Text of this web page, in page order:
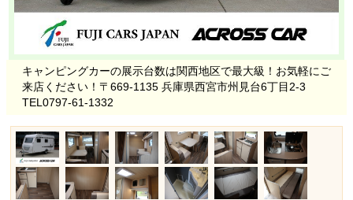
キャンピングカーの展示台数は関西地区で最大級！お気軽にご
来店ください！〒669-1135 兵庫県西宮市州見台6丁目2-3
TEL0797-61-1332